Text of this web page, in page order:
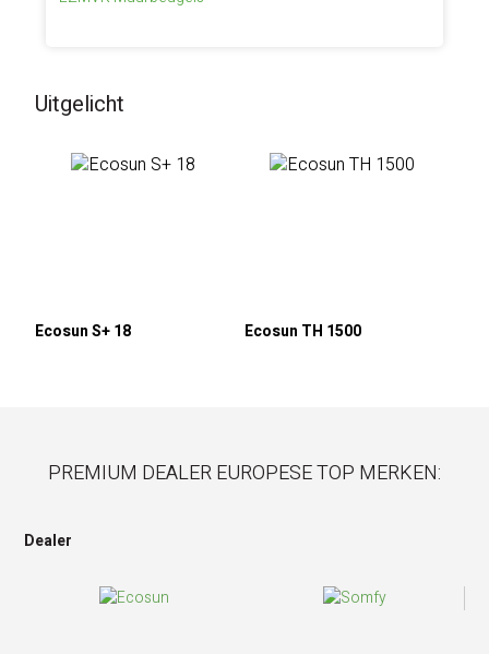
Uitgelicht
Ecosun S+ 18 Ecosun TH 1500
PREMIUM DEALER EUROPESE TOP MERKEN:
Dealer